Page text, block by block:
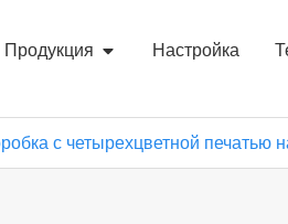
Продукция Настройка
с четырехцветной печатью